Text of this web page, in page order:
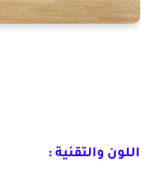
اللون والتقنية :